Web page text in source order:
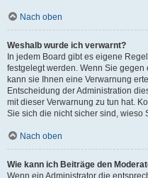
Nach oben
Weshalb wurde ich verwarnt?
In jedem Board gibt es eigene
festgelegt werden. Wenn Sie
kann sie Ihnen eine Verwarnung
Entscheidung der Administration
mit dieser Verwarnung zu tun hat.
Sie sich die nicht sicher sind, wieso
Nach oben
Wie kann ich Beiträge den
Wenn ein Administrator die